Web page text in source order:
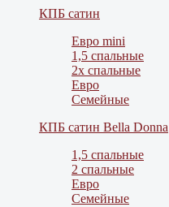
КПБ сатин
Евро mini
1,5 спальные
2х спальные
Евро
Семейные
КПБ сатин Bella Donna
1,5 спальные
2 спальные
Евро
Семейные